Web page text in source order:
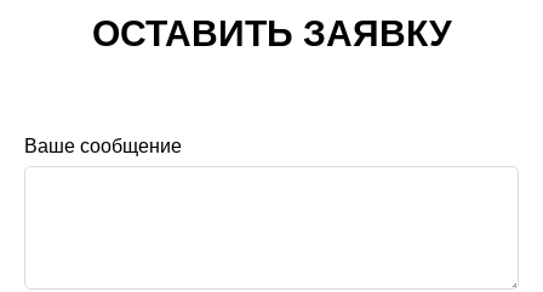
ОСТАВИТЬ ЗАЯВКУ
Ваше сообщение